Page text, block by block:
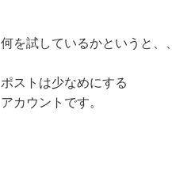
何を試しているかというと、、
ポストは少なめにする
アカウントです。